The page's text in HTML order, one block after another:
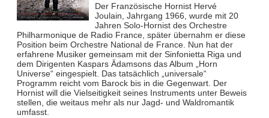
Der Französische Hornist Hervé
Joulain, Jahrgang 1966, wurde mit 20
Jahren Solo-Hornist des Orchestre
Philharmonique de Radio France, später übernahm er diese
Position beim Orchestre National de France. Nun hat der
erfahrene Musiker gemeinsam mit der Sinfonietta Riga und
dem Dirigenten Kaspars Ādamsons das Album „Horn
Universe“ eingespielt. Das tatsächlich „universale“
Programm reicht vom Barock bis in die Gegenwart. Der
Hornist will die Vielseitigkeit seines Instruments unter Beweis
stellen, die weitaus mehr als nur Jagd- und Waldromantik
umfasst.